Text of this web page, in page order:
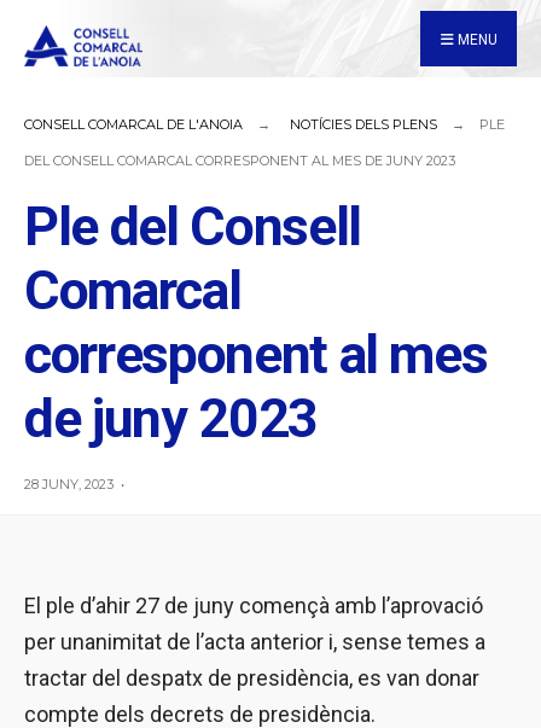
MENU
CONSELL COMARCAL DE L'ANOIA NOTÍCIES DELS PLENS PLE
DEL CONSELL COMARCAL CORRESPONENT AL MES DE JUNY 2023
Ple del Consell
Comarcal
corresponent al mes
de juny 2023
28 JUNY, 2023 •
El ple d’ahir 27 de juny començà amb l’aprovació
per unanimitat de l’acta anterior i, sense temes a
tractar del despatx de presidència, es van donar
compte dels decrets de presidència.